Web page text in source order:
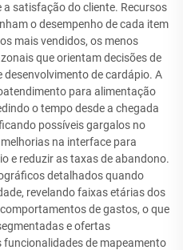
satisfação do cliente. Recursos
o desempenho de cada item
mais vendidos, os menos
que orientam decisões de
desenvolvimento de cardápio. A
para alimentação
o tempo desde a chegada
possíveis gargalos no
na interface para
e reduzir as taxas de abandono.
detalhados quando
revelando faixas etárias dos
de gastos, o que
e ofertas
de mapeamento